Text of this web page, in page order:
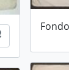
Añadir al